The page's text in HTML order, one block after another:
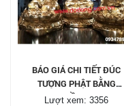
BÁO GIÁ CHI TIẾT ĐÚC
TƯỢNG PHẬT BẰNG
ĐỒNG
Lượt xem: 3356